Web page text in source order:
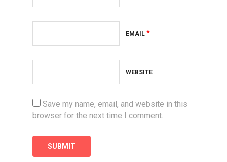
EMAIL *
WEBSITE
Save my name, email, and website in this
browser for the next time I comment.